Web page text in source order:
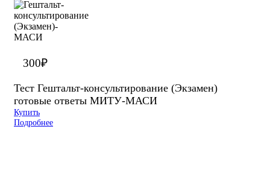
300₽
Тест Гештальт-консультирование (Экзамен)
готовые ответы МИТУ-МАСИ
Купить
Подробнее